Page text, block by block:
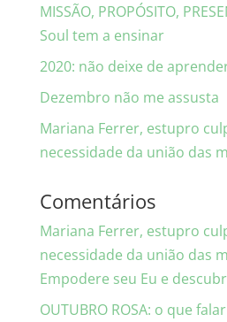
MISSÃO, PROPÓSITO,
Soul tem a ensinar
2020: não deixe de
Dezembro não me assusta
Mariana Ferrer, estupro
necessidade da união das
Comentários
Mariana Ferrer, estupro
necessidade da união das
Empodere seu Eu e
OUTUBRO ROSA: o que